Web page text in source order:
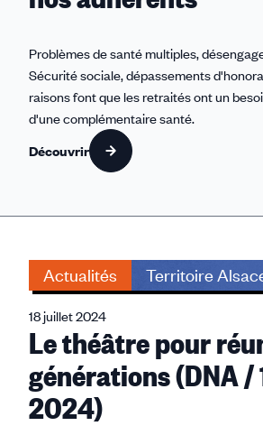
Problèmes de santé multiples,
Sécurité sociale, dépassements
raisons font que les retraités ont un
d'une complémentaire santé.
Découvrir
Actualités Territoire
18 juillet 2024
Le théâtre pour
générations (DNA /
2024)